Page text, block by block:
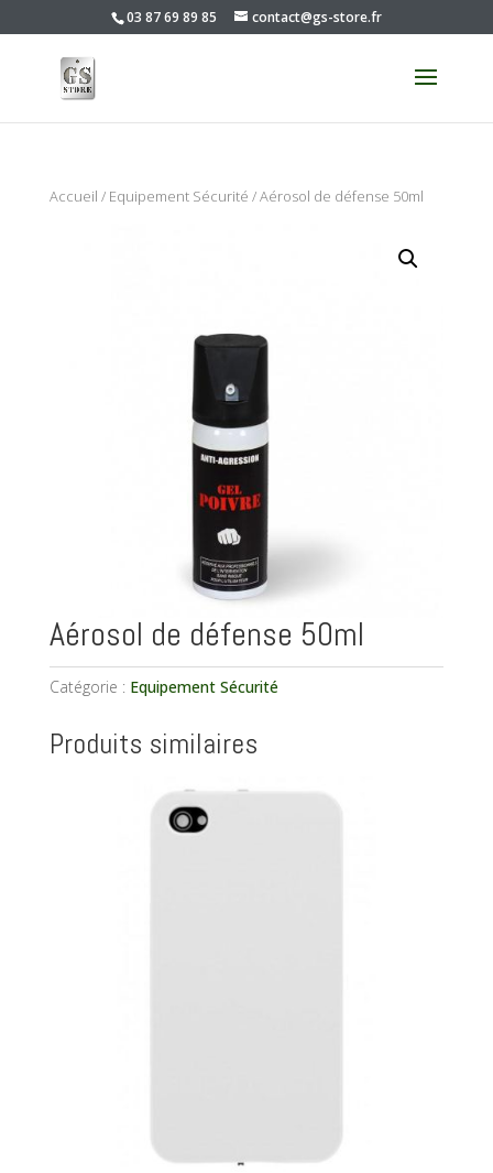
03 87 69 89 85 contact@gs-store.fr
Accueil / Equipement Sécurité / Aérosol de défense 50ml
Aérosol de défense 50ml
Catégorie : Equipement Sécurité
Produits similaires